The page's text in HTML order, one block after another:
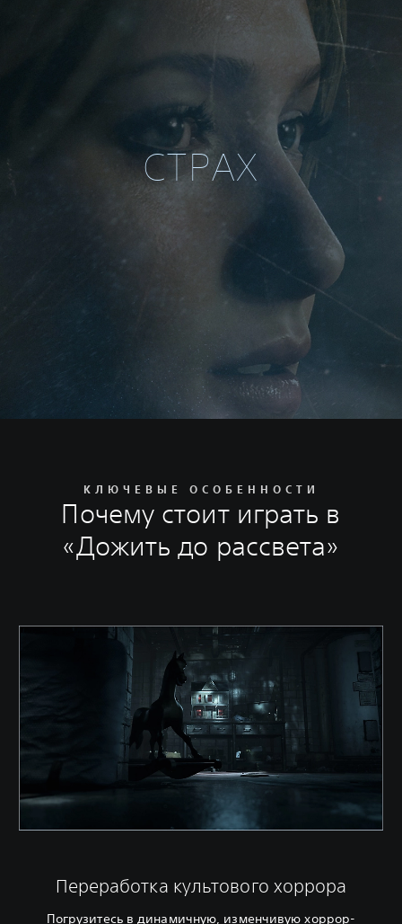
СТРАХ
КЛЮЧЕВЫЕ ОСОБЕННОСТИ
Почему стоит играть в
«Дожить до рассвета»
Переработка культового хоррора
Погрузитесь в динамичную, изменчивую хоррор-